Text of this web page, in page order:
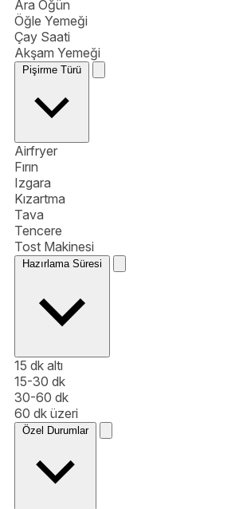
Ara Öğün
Öğle Yemeği
Çay Saati
Akşam Yemeği
Pişirme Türü
Airfryer
Fırın
Izgara
Kızartma
Tava
Tencere
Tost Makinesi
Hazırlama Süresi
15 dk altı
15-30 dk
30-60 dk
60 dk üzeri
Özel Durumlar